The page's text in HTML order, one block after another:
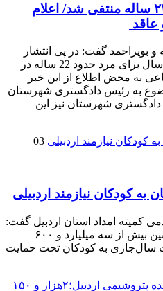
عقد دختر ۱۱ ساله با پسر ۲۲ ساله منتفی شد/ ‌اعلام
بویراحمد گفت: در پی انتشار
فیلمی از عقد دختربچه حدود 11 سال برای مرد حدود 22 ساله در
به محض اطلاع از این خبر
به رئیس دادگستری شهرستان
دادگستری شهرستان نیز این
03
کمیته امداد استان اردبیل گفت:
حامیان طرح اکرام ایتام و محسنین بیش از سه میلیارد و ۶۰۰
سال‌جاری به کودکان تحت حمایت